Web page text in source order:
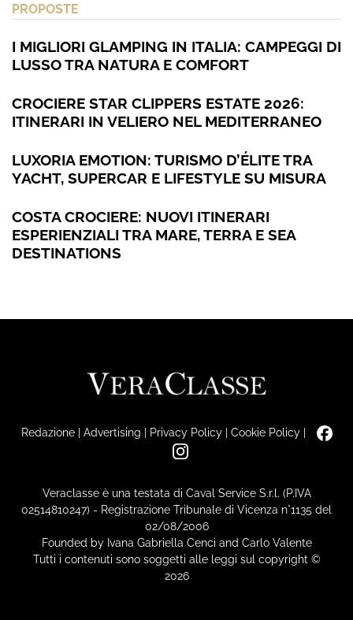
PROPOSTE
I MIGLIORI GLAMPING IN ITALIA: CAMPEGGI DI
LUSSO TRA NATURA E COMFORT
CROCIERE STAR CLIPPERS ESTATE 2026:
ITINERARI IN VELIERO NEL MEDITERRANEO
LUXORIA EMOTION: TURISMO D’ÉLITE TRA
YACHT, SUPERCAR E LIFESTYLE SU MISURA
COSTA CROCIERE: NUOVI ITINERARI
ESPERIENZIALI TRA MARE, TERRA E SEA
DESTINATIONS
Redazione| Advertising | Privacy Policy| Cookie Policy|
Veraclasse è una testata di Caval Service S.r.l. (P.IVA
02514810247) - Registrazione Tribunale di Vicenza n°1135 del
02/08/2006
Founded by Ivana Gabriella Cenci and Carlo Valente
Tutti i contenuti sono soggetti alle leggi sul copyright ©
2026